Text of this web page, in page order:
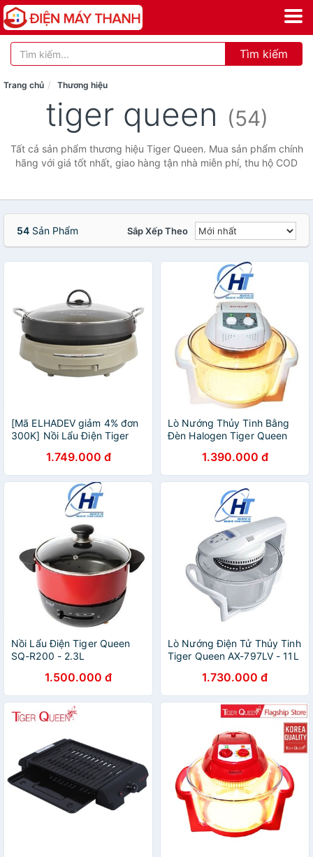
Tìm kiếm
Trang chủ Thương hiệu
tiger queen (54)
Tất cả sản phẩm thương hiệu Tiger Queen. Mua sản phẩm chính
hãng với giá tốt nhất, giao hàng tận nhà miễn phí, thu hộ COD
54 Sản Phẩm Sắp Xếp Theo
[Mã ELHADEV giảm 4% đơn
300K] Nồi Lẩu Điện Tiger
Hàng Chính Hãng
1.749.000 đ
Lò Nướng Thủy Tinh Bằng
Đèn Halogen Tiger Queen
1.390.000 đ
Nồi Lẩu Điện Tiger Queen
SQ-R200 - 2.3L
1.500.000 đ
Lò Nướng Điện Tử Thủy Tinh
Tiger Queen AX-797LV - 11L
1.730.000 đ